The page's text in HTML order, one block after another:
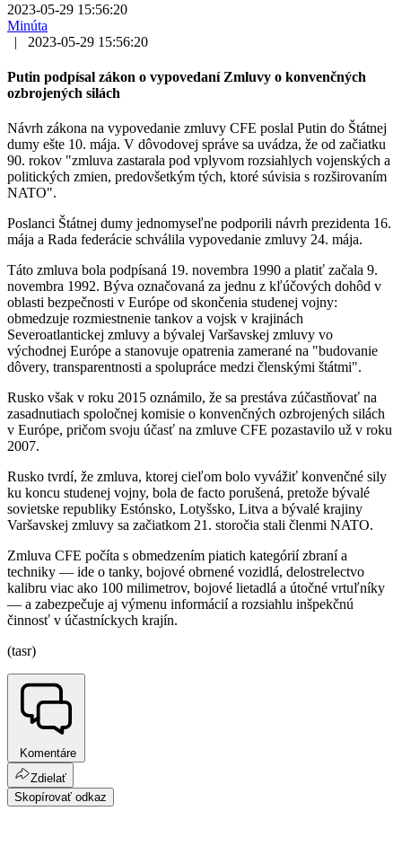
2023-05-29 15:56:20
Minúta
|
2023-05-29 15:56:20
Putin podpísal zákon o vypovedaní Zmluvy o konvenčných
ozbrojených silách
Návrh zákona na vypovedanie zmluvy CFE poslal Putin do Štátnej
dumy ešte 10. mája. V dôvodovej správe sa uvádza, že od začiatku
90. rokov "zmluva zastarala pod vplyvom rozsiahlych vojenských a
politických zmien, predovšetkým tých, ktoré súvisia s rozširovaním
NATO".
Poslanci Štátnej dumy jednomyseľne podporili návrh prezidenta 16.
mája a Rada federácie schválila vypovedanie zmluvy 24. mája.
Táto zmluva bola podpísaná 19. novembra 1990 a platiť začala 9.
novembra 1992. Býva označovaná za jednu z kľúčových dohôd v
oblasti bezpečnosti v Európe od skončenia studenej vojny:
obmedzuje rozmiestnenie tankov a vojsk v krajinách
Severoatlantickej zmluvy a bývalej Varšavskej zmluvy vo
východnej Európe a stanovuje opatrenia zamerané na "budovanie
dôvery, transparentnosti a spolupráce medzi členskými štátmi".
Rusko však v roku 2015 oznámilo, že sa prestáva zúčastňovať na
zasadnutiach spoločnej komisie o konvenčných ozbrojených silách
v Európe, pričom svoju účasť na zmluve CFE pozastavilo už v roku
2007.
Rusko tvrdí, že zmluva, ktorej cieľom bolo vyvážiť konvenčné sily
ku koncu studenej vojny, bola de facto porušená, pretože bývalé
sovietske republiky Estónsko, Lotyšsko, Litva a bývalé krajiny
Varšavskej zmluvy sa začiatkom 21. storočia stali členmi NATO.
Zmluva CFE počíta s obmedzením piatich kategórií zbraní a
techniky — ide o tanky, bojové obrnené vozidlá, delostrelectvo
kalibru viac ako 100 milimetrov, bojové lietadlá a útočné vrtuľníky
— a zabezpečuje aj výmenu informácií a rozsiahlu inšpekčnú
činnosť v účastníckych krajín.
(tasr)
Komentáre
Zdielať
Skopírovať odkaz